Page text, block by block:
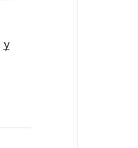
у